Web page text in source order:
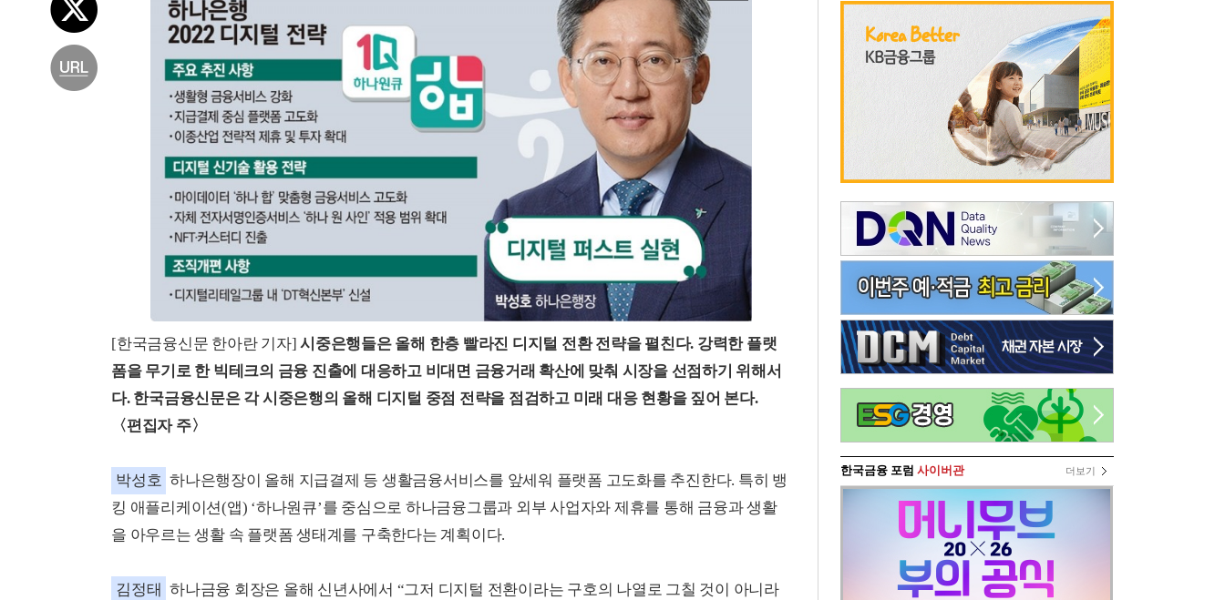
[한국금융신문 한아란 기자] 시중은행들은 올해 한층 빨라진 디지털 전환 전략을 펼친다. 강력한 플랫
폼을 무기로 한 빅테크의 금융 진출에 대응하고 비대면 금융거래 확산에 맞춰 시장을 선점하기 위해서
다. 한국금융신문은 각 시중은행의 올해 디지털 중점 전략을 점검하고 미래 대응 현황을 짚어 본다.
〈편집자 주〉
박성호 하나은행장이 올해 지급결제 등 생활금융서비스를 앞세워 플랫폼 고도화를 추진한다. 특히 뱅
킹 애플리케이션(앱) ‘하나원큐’를 중심으로 하나금융그룹과 외부 사업자와 제휴를 통해 금융과 생활
을 아우르는 생활 속 플랫폼 생태계를 구축한다는 계획이다.
김정태 하나금융 회장은 올해 신년사에서 “그저 디지털 전환이라는 구호의 나열로 그칠 것이 아니라
한국금융 포럼 사이버관 더보기